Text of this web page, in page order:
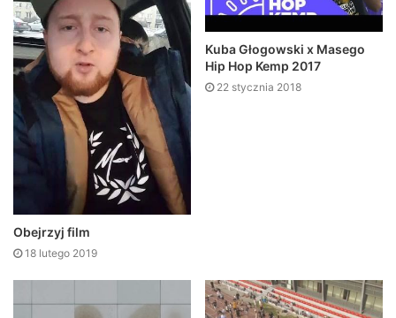
Obejrzyj film
18 lutego 2019
Kuba Głogowski x Masego
Hip Hop Kemp 2017
22 stycznia 2018